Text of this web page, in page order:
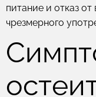
питание и отказ
чрезмерного